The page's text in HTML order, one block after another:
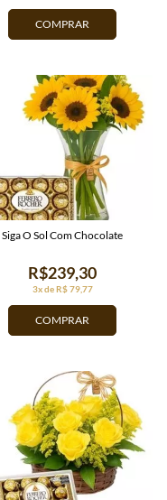
COMPRAR
COMPRAR
3x de R$ 79,77
R$239,30
Siga O Sol Com Chocolate